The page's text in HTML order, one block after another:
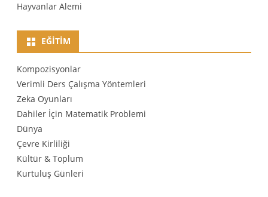
Hayvanlar Alemi
EĞITIM
Kompozisyonlar
Verimli Ders Çalışma Yöntemleri
Zeka Oyunları
Dahiler İçin Matematik Problemi
Dünya
Çevre Kirliliği
Kültür & Toplum
Kurtuluş Günleri